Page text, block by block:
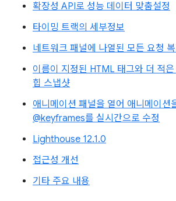
확장성 API로 성능 데이터 맞춤설정
타이밍 트랙의 세부정보
네트워크 패널에 나열된 모든 요청
이름이 지정된 HTML 태그와 더 적
힙 스냅샷
애니메이션 패널을 열어 애니메이션
@keyframes를 실시간으로 수정
Lighthouse 12.1.0
접근성 개선
기타 주요 내용